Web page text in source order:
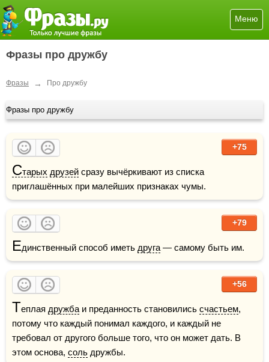
Меню
Фразы про дружбу
Фразы → Про дружбу
Фразы про дружбу
+75
Старых друзей сразу вычёркивают из списка
приглашённых при малейших признаках чумы.
+79
Единственный способ иметь друга — самому быть им.
+56
Теплая дружба и преданность становились счастьем,
потому что каждый понимал каждого, и каждый не
требовал от другого больше того, что он может дать. В
этом основа, соль дружбы.